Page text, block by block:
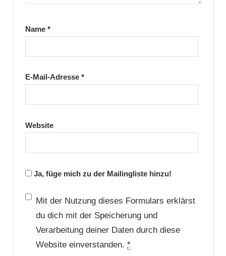
Name *
E-Mail-Adresse *
Website
Ja, füge mich zu der Mailingliste hinzu!
Mit der Nutzung dieses Formulars erklärst
du dich mit der Speicherung und
Verarbeitung deiner Daten durch diese
Website einverstanden. *